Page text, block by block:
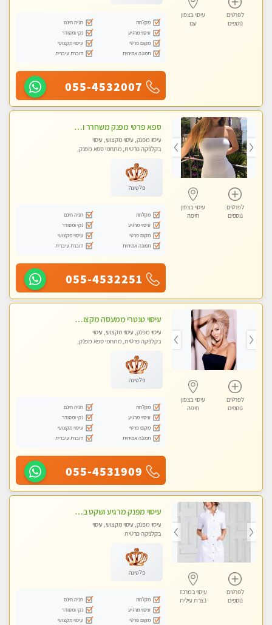
לפרטים
נוספים
עיסוי בצפון
עכו
מקלחת
חניה חינם
עיסוי מרגיע
נקי ומסודר
מקום פרטי
עיסוי מקצועי
תמונה אמיתית
דוברת עיברית
055-4532007
לפרטים
נוספים
עיסוי בצפון
חיפה
ספא פרטי מפנק משחרר ומרגיע, עם מגוון עיסויים לבחירה מומלץ לחלוטין!!!!
עיסוי מפנק, עיסוי מקצועי, עיסוי
בקלניקה פרטית, מתחמי ספא מפנק,
פלטינה
מקלחת
חניה חינם
עיסוי מרגיע
נקי ומסודר
מקום פרטי
עיסוי מקצועי
תמונה אמיתית
דוברת עיברית
055-4532251
לפרטים
נוספים
עיסוי בצפון
חיפה
עיסוי טנטרי ממעסה מקצועית. חוויה מעולם אחר שכל אחד צריך לנסות. מעסה צעירה, אנרגיה נשית, ☺️❤️
עיסוי מפנק, עיסוי מקצועי, עיסוי
בקלניקה פרטית, מתחמי ספא מפנק,
פלטינה
מקלחת
חניה חינם
עיסוי מרגיע
נקי ומסודר
מקום פרטי
עיסוי מקצועי
תמונה אמיתית
דוברת עיברית
055-4531909
לפרטים
נוספים
עיסוי במרכז
נצרת עילית
עיסוי מפנק מרגיע ושקט במקום מדהים עיסוי מושקע מאוד לכל שרירי הגוף...מומלץ!! פרטי !!+ לזוגות
עיסוי מפנק, עיסוי מקצועי, עיסוי
בקלניקה פרטית
פלטינה
מקלחת
חניה חינם
עיסוי מרגיע
נקי ומסודר
מקום פרטי
עיסוי מקצועי